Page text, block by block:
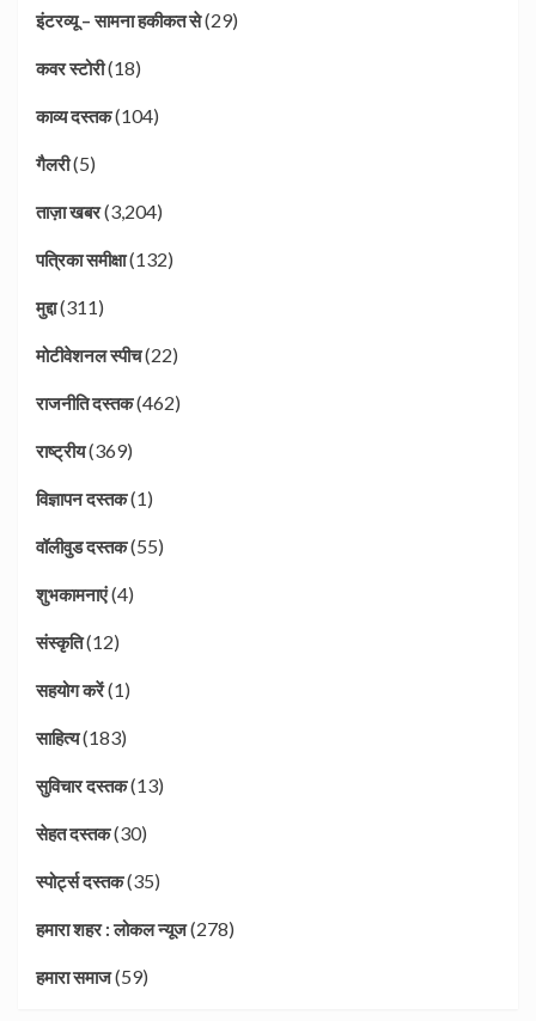
इंटरव्यू – सामना हकीकत से(29)
कवर स्टोरी(18)
काव्य दस्तक(104)
गैलरी(5)
ताज़ा खबर(3,204)
पत्रिका समीक्षा(132)
मुद्दा(311)
मोटीवेशनल स्पीच(22)
राजनीति दस्तक(462)
राष्ट्रीय(369)
विज्ञापन दस्तक(1)
वॉलीवुड दस्तक(55)
शुभकामनाएं(4)
संस्कृति(12)
सहयोग करें(1)
साहित्य(183)
सुविचार दस्तक(13)
सेहत दस्तक(30)
स्पोर्ट्स दस्तक(35)
हमारा शहर : लोकल न्यूज(278)
हमारा समाज(59)